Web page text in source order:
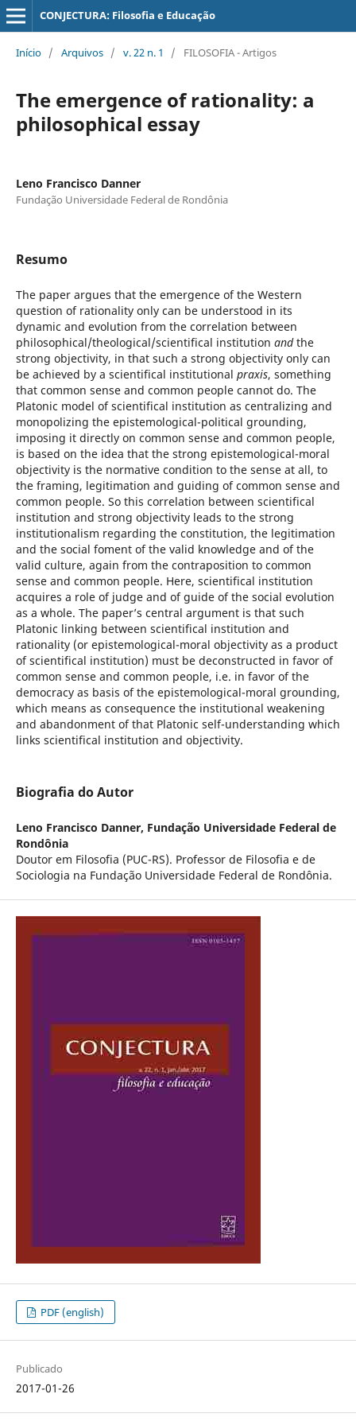
CONJECTURA: Filosofia e Educação
Início / Arquivos / v. 22 n. 1 / FILOSOFIA - Artigos
The emergence of rationality: a
philosophical essay
Leno Francisco Danner
Fundação Universidade Federal de Rondônia
Resumo
The paper argues that the emergence of the Western
question of rationality only can be understood in its
dynamic and evolution from the correlation between
philosophical/theological/scientifical institution andthe
strong objectivity, in that such a strong objectivity only can
be achieved by a scientifical institutional praxis, something
that common sense and common people cannot do. The
Platonic model of scientifical institution as centralizing and
monopolizing the epistemological-political grounding,
imposing it directly on common sense and common people,
is based on the idea that the strong epistemological-moral
objectivity is the normative condition to the sense at all, to
the framing, legitimation and guiding of common sense and
common people. So this correlation between scientifical
institution and strong objectivity leads to the strong
institutionalism regarding the constitution, the legitimation
and the social foment of the valid knowledge and of the
valid culture, again from the contraposition to common
sense and common people. Here, scientifical institution
acquires a role of judge and of guide of the social evolution
as a whole. The paper’s central argument is that such
Platonic linking between scientifical institution and
rationality (or epistemological-moral objectivity as a product
of scientifical institution) must be deconstructed in favor of
common sense and common people, i.e. in favor of the
democracy as basis of the epistemological-moral grounding,
which means as consequence the institutional weakening
and abandonment of that Platonic self-understanding which
links scientifical institution and objectivity.
Biografia do Autor
Leno Francisco Danner, Fundação Universidade Federal de
Rondônia
Doutor em Filosofia (PUC-RS). Professor de Filosofia e de
Sociologia na Fundação Universidade Federal de Rondônia.
PDF (english)
Publicado
2017-01-26